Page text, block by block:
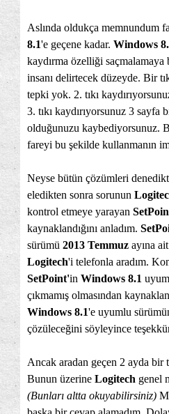
Aslında oldukça memnundum
8.1'e geçene kadar. Windows
kaydırma özelliği saçmalamaya
insanı delirtecek düzeyde. Bir
tepki yok. 2. tıkı
3. tıkı kaydırıyorsunuz 3 sayfa
olduğunuzu kaybediyorsunuz.
fareyi bu şekilde kullanmanın
Neyse bütün çözümleri
eledikten sonra sorunun
kontrol etmeye yarayan
kaynaklandığını anladım.
sürümü 2013 Temmuz ayına
Logitech'i telefonla aradım.
SetPoint'in Windows 8.1
çıkmamış olmasından
Windows 8.1'e uyumlu
çözüleceğini söyleyince
Ancak aradan geçen 2 ayda bir
Bunun üzerine Logitech genel
(Bunları altta okuyabilirsiniz)